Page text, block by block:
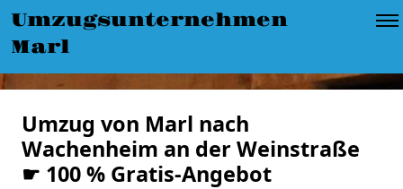
Umzugsunternehmen
Marl
Umzug von Marl nach
Wachenheim an der Weinstraße
☛ 100 % Gratis-Angebot